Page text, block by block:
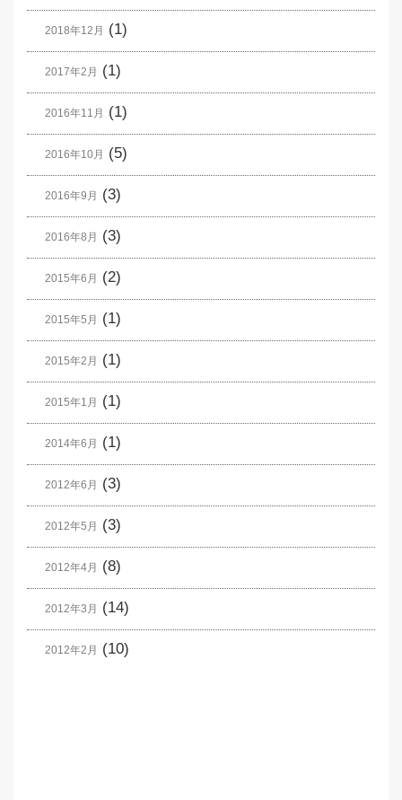
2018年12月 (1)
2017年2月 (1)
2016年11月 (1)
2016年10月 (5)
2016年9月 (3)
2016年8月 (3)
2015年6月 (2)
2015年5月 (1)
2015年2月 (1)
2015年1月 (1)
2014年6月 (1)
2012年6月 (3)
2012年5月 (3)
2012年4月 (8)
2012年3月 (14)
2012年2月 (10)